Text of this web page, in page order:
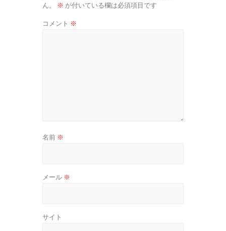
ん。
※ が付いている欄は必須項目です
コメント ※
名前 ※
メール ※
サイト